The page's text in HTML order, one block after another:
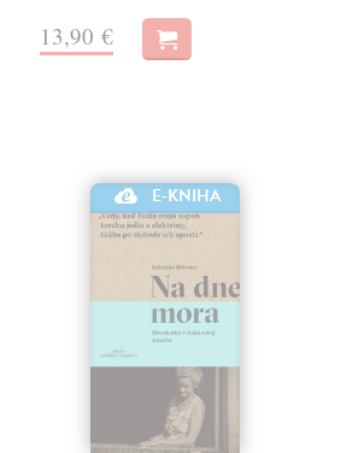
13,90 €
E-KNIHA